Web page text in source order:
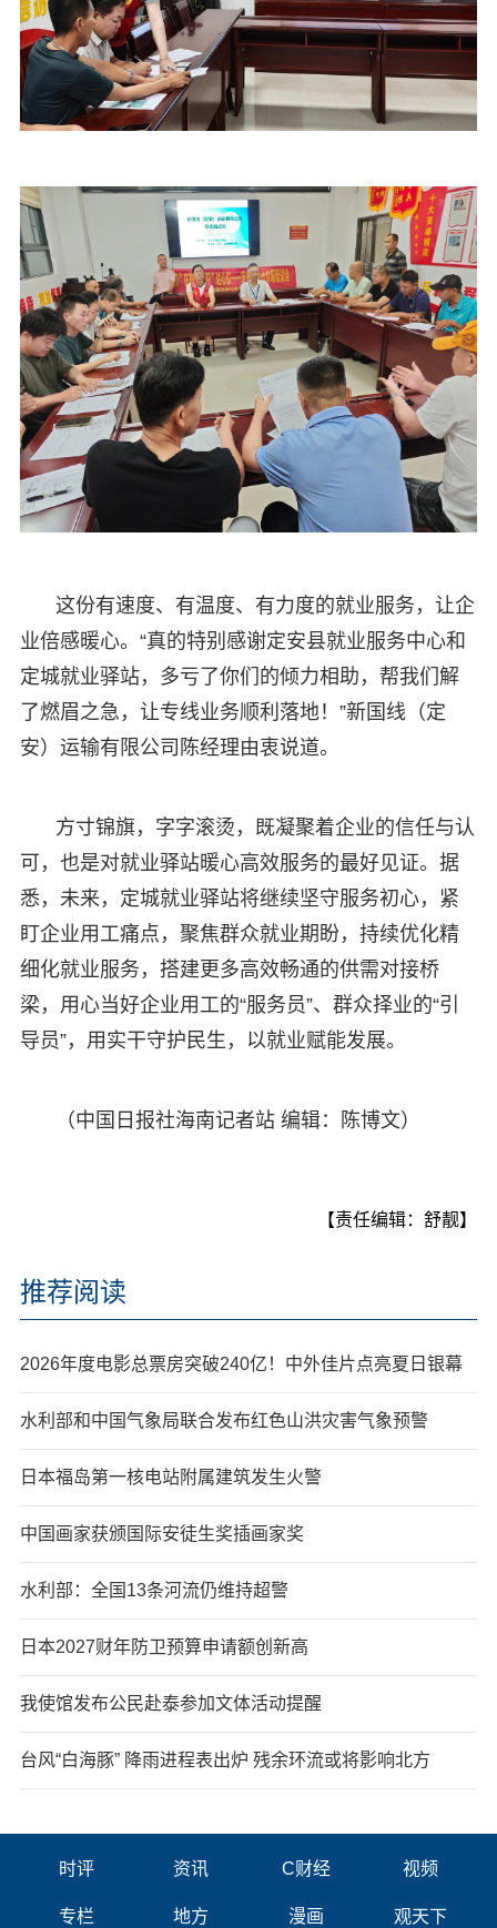
这份有速度、有温度、有力度的就业服务，让企
业倍感暖心。“真的特别感谢定安县就业服务中心和
定城就业驿站，多亏了你们的倾力相助，帮我们解
了燃眉之急，让专线业务顺利落地！”新国线（定
安）运输有限公司陈经理由衷说道。
方寸锦旗，字字滚烫，既凝聚着企业的信任与认
可，也是对就业驿站暖心高效服务的最好见证。据
悉，未来，定城就业驿站将继续坚守服务初心，紧
盯企业用工痛点，聚焦群众就业期盼，持续优化精
细化就业服务，搭建更多高效畅通的供需对接桥
梁，用心当好企业用工的“服务员”、群众择业的“引
导员”，用实干守护民生，以就业赋能发展。
（中国日报社海南记者站 编辑：陈博文）
【责任编辑：舒靓】
推荐阅读
2026年度电影总票房突破240亿！中外佳片点亮夏日银幕
水利部和中国气象局联合发布红色山洪灾害气象预警
日本福岛第一核电站附属建筑发生火警
中国画家获颁国际安徒生奖插画家奖
水利部：全国13条河流仍维持超警
日本2027财年防卫预算申请额创新高
我使馆发布公民赴泰参加文体活动提醒
台风“白海豚” 降雨进程表出炉 残余环流或将影响北方
时评 资讯 C财经 视频
专栏 地方 漫画 观天下